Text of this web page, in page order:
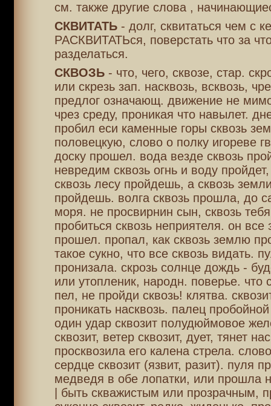
см. также другие слова ,
СКВИТАТЬ- долг, сквитаться чем с
РАСКВИТАТЬся, поверстать что за
разделаться.
СКВОЗЬ- что, чего, сквозе, стар.
или скрезь зап. насквозь, всквозь,
предлог означающ. движение не
чрез среду, проникая что навылет.
пробил еси каменные горы сквозь
половецкую, слово о полку игореве
доску прошел. вода везде сквозь
невредим сквозь огнь и воду
сквозь лесу пройдешь, а сквозь
пройдешь. волга сквозь прошла, до
моря. не просвирнин сын, сквозь
пробиться сквозь неприятеля. он все
прошел. пропал, как сквозь землю
такое сукно, что все сквозь видать.
пронизала. скрозь солнце дождь -
или утопленик, народн. поверье. что
пел, не пройди сквозь! клятва.
проникать насквозь. палец
один удар сквозит полудюймовое
сквозит, ветер сквозит, дует, тянет
просквозила его калена стрела.
сердце сквозит (язвит, разит). пуля
медведя в обе лопатки, или прошла
| быть скважистым или прозрачным,